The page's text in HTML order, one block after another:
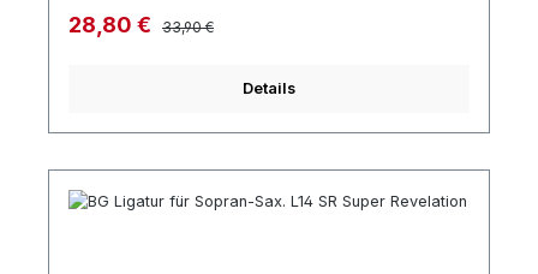
Verkaufspreis:
28,80 € Regulärer Preis:
33,90 €
Details